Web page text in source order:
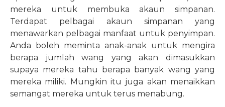
mereka untuk membuka akaun simpanan.
Terdapat pelbagai akaun simpanan yang
menawarkan pelbagai manfaat untuk penyimpan.
Anda boleh meminta anak-anak untuk mengira
berapa jumlah wang yang akan dimasukkan
supaya mereka tahu berapa banyak wang yang
mereka miliki. Mungkin itu juga akan menaikkan
semangat mereka untuk terus menabung.